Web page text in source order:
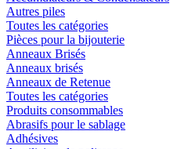
Autres piles
Toutes les catégories
Pièces pour la bijouterie
Anneaux Brisés
Anneaux brisés
Anneaux de Retenue
Toutes les catégories
Produits consommables
Abrasifs pour le sablage
Adhésives